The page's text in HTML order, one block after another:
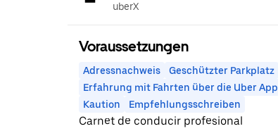
uberX
Voraussetzungen
Adressnachweis
Geschützter Parkplatz
Erfahrung mit Fahrten über die Uber App
Kaution
Empfehlungsschreiben
Carnet de conducir profesional